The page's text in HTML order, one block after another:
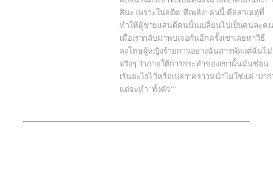
สินะ เพราะในอดีต ‘สีเพลิง’ คนนี้ คือสาเหตุที่
ทำให้ผู้ชายแสนดีคนนั้นเปลี่ยนไปเป็นคนละคน
เมื่อเรากลับมาพบเจอกันอีกครั้งเขาเลยหาวิธี
ลงโทษผู้หญิงร้ายกาจอย่างฉันสารพัดแต่ฉันไ
จริงๆ ว่าภายใต้การกระทำของเขานั้นมันซ่อน
เร้นอะไรไว้หรือเปล่า“คราวหน้าไม่ใช่แค่ ‘ปาก
แต่จะทำ ‘ทั้งตัว’”